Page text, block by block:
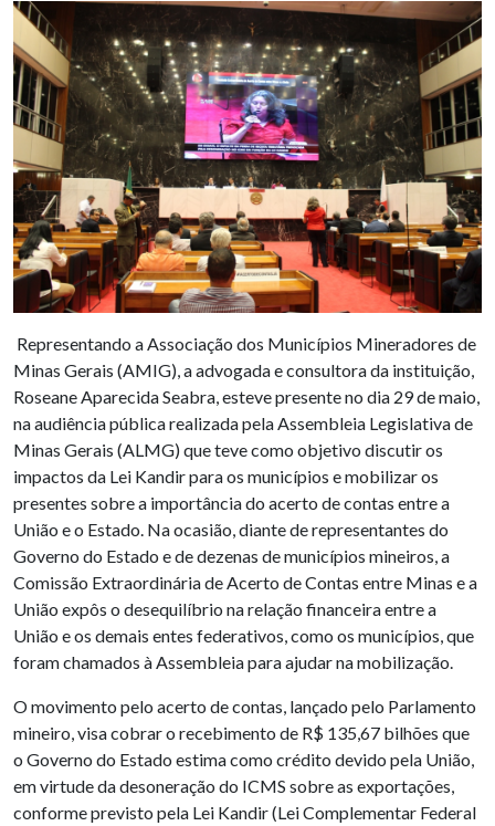
Representando a Associação dos Municípios Mineradores de
Minas Gerais (AMIG), a advogada e consultora da instituição,
Roseane Aparecida Seabra, esteve presente no dia 29 de maio,
na audiência pública realizada pela Assembleia Legislativa de
Minas Gerais (ALMG) que teve como objetivo discutir os
impactos da Lei Kandir para os municípios e mobilizar os
presentes sobre a importância do acerto de contas entre a
União e o Estado. Na ocasião, diante de representantes do
Governo do Estado e de dezenas de municípios mineiros, a
Comissão Extraordinária de Acerto de Contas entre Minas e a
União expôs o desequilíbrio na relação financeira entre a
União e os demais entes federativos, como os municípios, que
foram chamados à Assembleia para ajudar na mobilização.
O movimento pelo acerto de contas, lançado pelo Parlamento
mineiro, visa cobrar o recebimento de R$ 135,67 bilhões que
o Governo do Estado estima como crédito devido pela União,
em virtude da desoneração do ICMS sobre as exportações,
conforme previsto pela Lei Kandir (Lei Complementar Federal